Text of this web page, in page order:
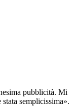
pubblicità. Mi
semplicissima».